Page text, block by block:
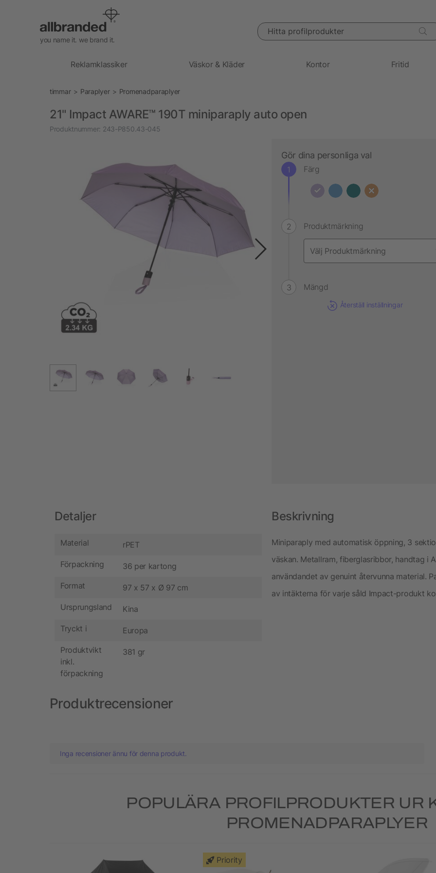
you name it. we brand it.
Hitta profilprodukter
Reklamklassiker Väskor & Kläder Kontor Fritid
timmar Paraplyer Promenadparaplyer
21" Impact AWARE™ 190T miniparaply auto open
Produktnummer: 243-P850.43-045
Gör dina personliga val
Färg
Produktmärkning
Mängd
Återställ inställningar
Detaljer
Material rPET
Förpackning 36 per kartong
Format 97 x 57 x Ø 97 cm
Ursprungsland Kina
Tryckt i Europa
Produktvikt
inkl.
förpackning
381 gr
Beskrivning
Miniparaply med automatisk öppning, 3
väskan. Metallram, fiberglasribbor, handtag i
användandet av genuint återvunna material.
av intäkterna för varje såld Impact-produkt
Produktrecensioner
Inga recensioner ännu för denna produkt.
POPULÄRA PROFILPRODUKTER UR
PROMENADPARAPLYER
Priority